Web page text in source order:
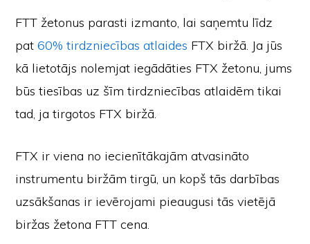
FTT žetonus parasti izmanto, lai saņemtu līdz
pat60% tirdzniecības atlaides FTX biržā. Ja jūs
kā lietotājs nolemjat iegādāties FTX žetonu, jums
būs tiesības uz šīm tirdzniecības atlaidēm tikai
tad, ja tirgotos FTX biržā.
FTX ir viena no iecienītākajām atvasināto
instrumentu biržām tirgū, un kopš tās darbības
uzsākšanas ir ievērojami pieaugusi tās vietējā
biržas žetona FTT cena.